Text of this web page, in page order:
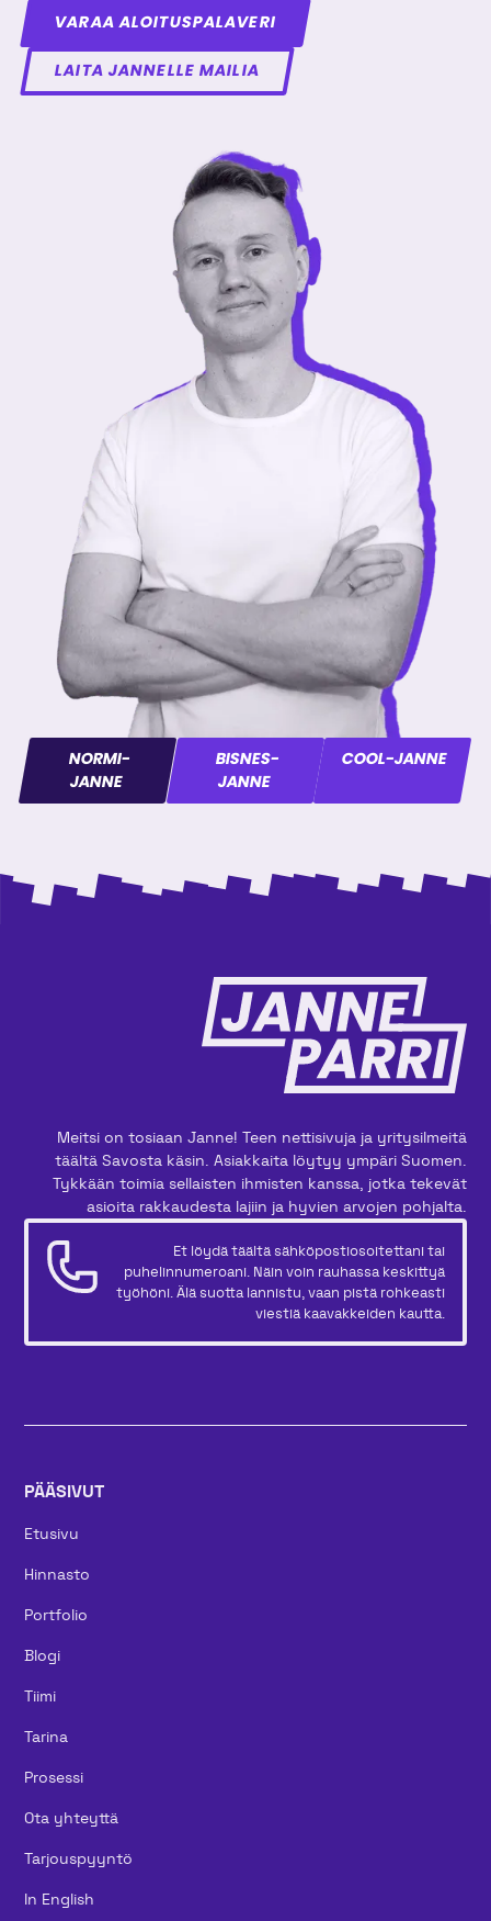
VARAA ALOITUSPALAVERI
LAITA JANNELLE MAILIA
NORMI-
JANNE
BISNES-
JANNE
COOL-JANNE
Meitsi on tosiaan Janne! Teen nettisivuja ja yritysilmeitä
täältä Savosta käsin. Asiakkaita löytyy ympäri Suomen.
Tykkään toimia sellaisten ihmisten kanssa, jotka tekevät
asioita rakkaudesta lajiin ja hyvien arvojen pohjalta.
Et löydä täältä sähköpostiosoitettani tai
puhelinnumeroani. Näin voin rauhassa keskittyä
työhöni. Älä suotta lannistu, vaan pistä rohkeasti
viestiä kaavakkeiden kautta.
PÄÄSIVUT
Etusivu
Hinnasto
Portfolio
Blogi
Tiimi
Tarina
Prosessi
Ota yhteyttä
Tarjouspyyntö
In English